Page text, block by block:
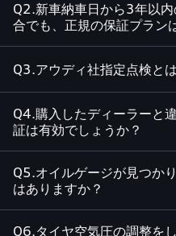
Q2.新車納車日から3年以
合でも、正規の保証プラン
Q3.アウディ社指定点検と
Q4.購入したディーラーと
証は有効でしょうか？
Q5.オイルゲージが見つか
はありますか？
Q6.タイヤ空気圧の調整を